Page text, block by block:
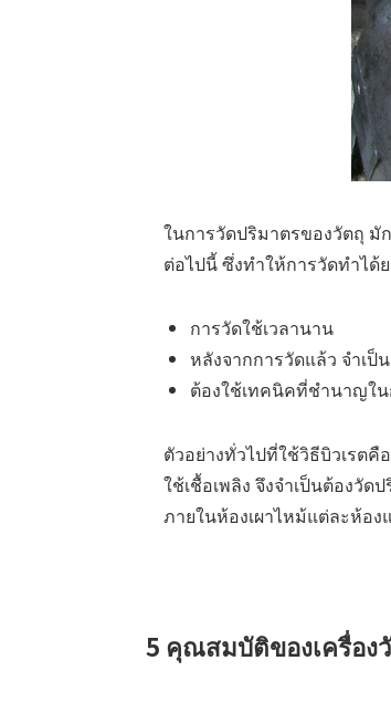
ในการวัดปริมาตรของวัตถุ มั
ต่อไปนี้ ซึ่งทำให้การวัดทำได้
การวัดใช้เวลานาน
หลังจากการวัดแล้ว จำเ
ต้องใช้เทคนิคที่ชำนาญใ
ตัวอย่างทั่วไปที่ใช้วิธีบิวเรต
ใช้เชื้อเพลิง จึงจำเป็นต้องวั
ภายในห้องเผาไหม้แต่ละห้อ
5 คุณสมบัติของเครื่อง